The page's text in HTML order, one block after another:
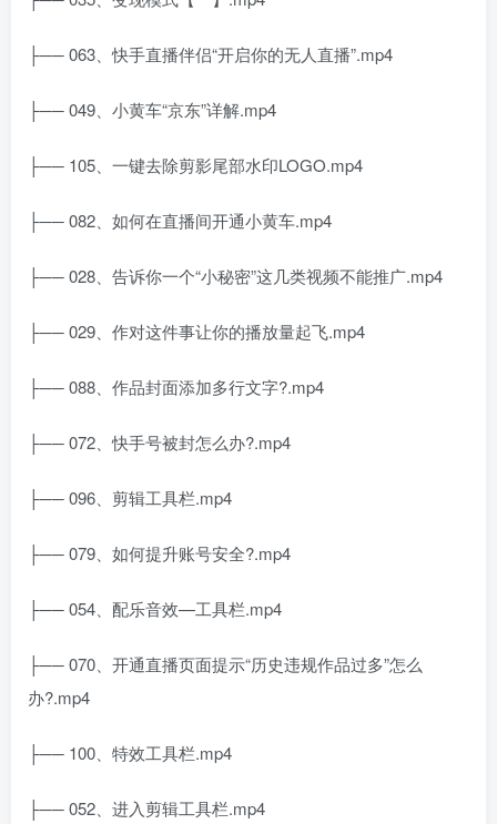
├── 063、快手直播伴侣“开启你的无人直播”.mp4
├── 049、小黄车“京东”详解.mp4
├── 105、一键去除剪影尾部水印LOGO.mp4
├── 082、如何在直播间开通小黄车.mp4
├── 028、告诉你一个“小秘密”这几类视频不能推广.mp4
├── 029、作对这件事让你的播放量起飞.mp4
├── 088、作品封面添加多行文字?.mp4
├── 072、快手号被封怎么办?.mp4
├── 096、剪辑工具栏.mp4
├── 079、如何提升账号安全?.mp4
├── 054、配乐音效—工具栏.mp4
├── 070、开通直播页面提示“历史违规作品过多”怎么
办?.mp4
├── 100、特效工具栏.mp4
├── 052、进入剪辑工具栏.mp4